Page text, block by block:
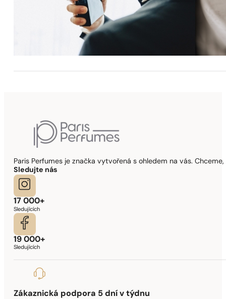
Paris Perfumes je značka vytvořená s ohledem na vás.
Sledujte nás
17 000+
Sledujících
19 000+
Sledujících
Zákaznická podpora 5 dní v týdnu